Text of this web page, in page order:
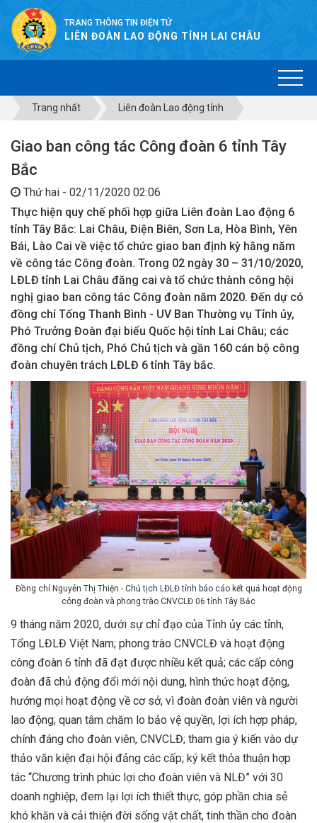
TRANG THÔNG TIN ĐIỆN TỬ
LIÊN ĐOÀN LAO ĐỘNG TỈNH LAI CHÂU
Trang nhất Liên đoàn Lao động tỉnh
Giao ban công tác Công đoàn 6 tỉnh Tây
Bắc
Thứ hai - 02/11/2020 02:06
Thực hiện quy chế phối hợp giữa Liên đoàn Lao động 6
tỉnh Tây Bắc: Lai Châu, Điện Biên, Sơn La, Hòa Bình, Yên
Bái, Lào Cai về việc tổ chức giao ban định kỳ hằng năm
về công tác Công đoàn. Trong 02 ngày 30 – 31/10/2020,
LĐLĐ tỉnh Lai Châu đăng cai và tổ chức thành công hội
nghị giao ban công tác Công đoàn năm 2020. Đến dự có
đồng chí Tống Thanh Bình - UV Ban Thường vụ Tỉnh ủy,
Phó Trưởng Đoàn đại biểu Quốc hội tỉnh Lai Châu; các
đồng chí Chủ tịch, Phó Chủ tịch và gần 160 cán bộ công
đoàn chuyên trách LĐLĐ 6 tỉnh Tây bắc.
Đồng chí Nguyễn Thị Thiện - Chủ tịch LĐLĐ tỉnh báo cáo kết quả hoạt động
công đoàn và phong trào CNVCLĐ 06 tỉnh Tây Bắc
9 tháng năm 2020, dưới sự chỉ đạo của Tỉnh ủy các tỉnh,
Tổng LĐLĐ Việt Nam; phong trào CNVCLĐ và hoạt động
công đoàn 6 tỉnh đã đạt được nhiều kết quả; các cấp công
đoàn đã chủ động đổi mới nội dung, hình thức hoạt động,
hướng mọi hoạt động về cơ sở, vì đoàn đoàn viên và người
lao động; quan tâm chăm lo bảo vệ quyền, lợi ích hợp pháp,
chính đáng cho đoàn viên, CNVCLĐ; tham gia ý kiến vào dự
thảo văn kiện đại hội đảng các cấp; ký kết thỏa thuận hợp
tác “Chương trình phúc lợi cho đoàn viên và NLĐ” với 30
doanh nghiệp, đem lại lợi ích thiết thực, góp phần chia sẻ
khó khăn và cải thiện đời sống vật chất, tinh thần cho đoàn